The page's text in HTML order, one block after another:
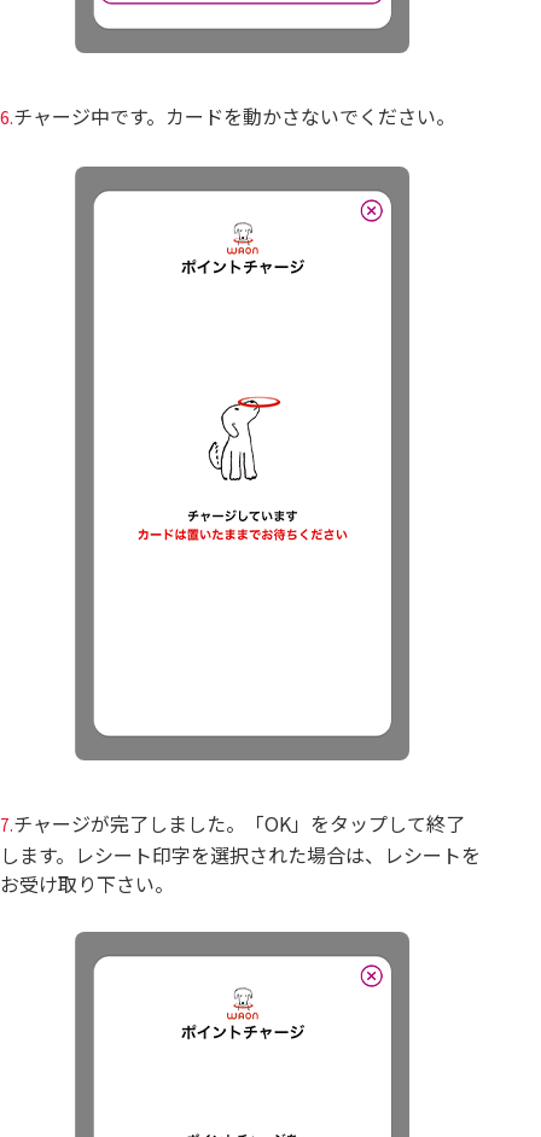
6.チャージ中です。カードを動かさないでください。
7.チャージが完了しました。「OK」をタップして終了
します。レシート印字を選択された場合は、レシートを
お受け取り下さい。